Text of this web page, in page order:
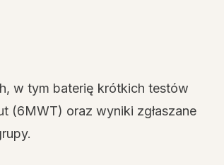
w tym baterię krótkich testów
(6MWT) oraz wyniki zgłaszane